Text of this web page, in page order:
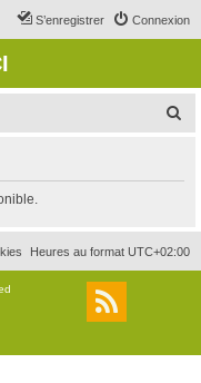
Connexion
S’enregistrer
r
c
r
Heures au format UTC+02:00